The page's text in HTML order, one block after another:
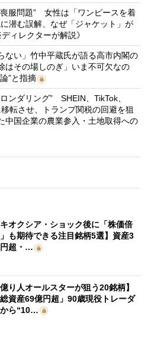
服問題” 女性は「ワンピースを着
潜む誤解、なぜ「ジャケット」が
ィレクターが解説》
ない」竹中平蔵氏が語る高市内閣の
その場しのぎ」いま不可欠なの
”と指摘
ンダリング” SHEIN、TikTok、
転させ、トランプ関税の回避を狙
国企業の農業参入・土地取得への
キオクシア・ショック後に「株価倍
も期待できる注目銘柄5選】資産3
超・…
億り人オールスターが狙う20銘柄】
総資産69億円超」90歳現役トレーダ
ら“10…